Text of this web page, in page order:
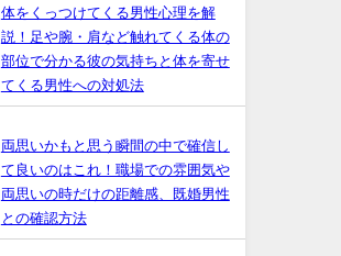
体をくっつけてくる男性心理を解
説！足や腕・肩など触れてくる体の
部位で分かる彼の気持ちと体を寄せ
てくる男性への対処法
両思いかもと思う瞬間の中で確信し
て良いのはこれ！職場での雰囲気や
両思いの時だけの距離感、既婚男性
との確認方法